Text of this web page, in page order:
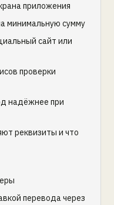
приложения
минимальную сумму
сайт или
проверки
надёжнее при
реквизиты и что
перевода через